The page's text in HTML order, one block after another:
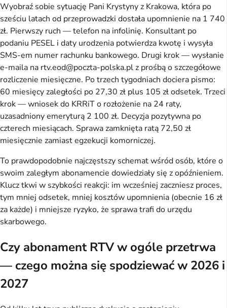
Wyobraź sobie sytuację Pani Krystyny z Krakowa, która po
sześciu latach od przeprowadzki dostała upomnienie na 1 740
zł. Pierwszy ruch — telefon na infolinię. Konsultant po
podaniu PESEL i daty urodzenia potwierdza kwotę i wysyła
SMS-em numer rachunku bankowego. Drugi krok — wysłanie
e-maila na rtv.eod@poczta-polska.pl z prośbą o szczegółowe
rozliczenie miesięczne. Po trzech tygodniach dociera pismo:
60 miesięcy zaległości po 27,30 zł plus 105 zł odsetek. Trzeci
krok — wniosek do KRRiT o rozłożenie na 24 raty,
uzasadniony emeryturą 2 100 zł. Decyzja pozytywna po
czterech miesiącach. Sprawa zamknięta ratą 72,50 zł
miesięcznie zamiast egzekucji komorniczej.
To prawdopodobnie najczęstszy schemat wśród osób, które o
swoim zaległym abonamencie dowiedziały się z opóźnieniem.
Klucz tkwi w szybkości reakcji: im wcześniej zaczniesz proces,
tym mniej odsetek, mniej kosztów upomnienia (obecnie 16 zł
za każde) i mniejsze ryzyko, że sprawa trafi do urzędu
skarbowego.
Czy abonament RTV w ogóle przetrwa
— czego można się spodziewać w 2026 i
2027